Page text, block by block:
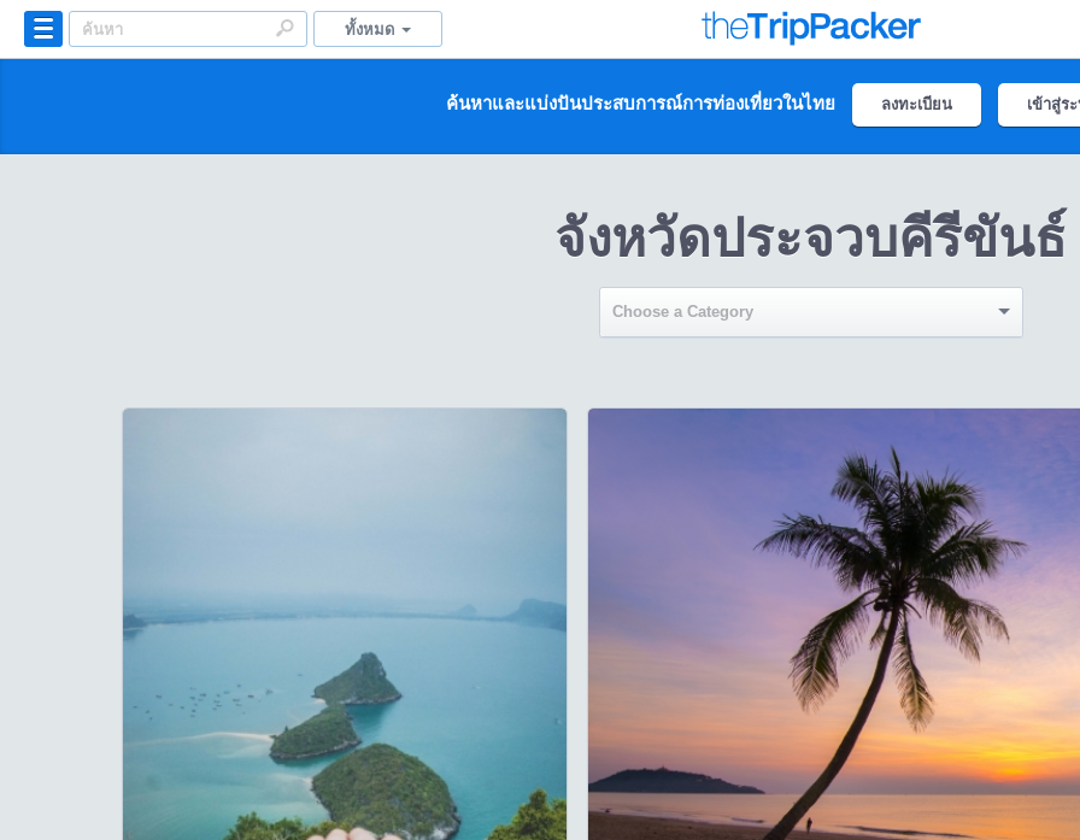
ทั้งหมด
ค้นหาและแบ่งปันประสบการณ์การท่องเที่ยวในไทย ลงทะเบียน เข้าสู่ร
จังหวัดประจวบคีรีขันธ์
Choose a Category